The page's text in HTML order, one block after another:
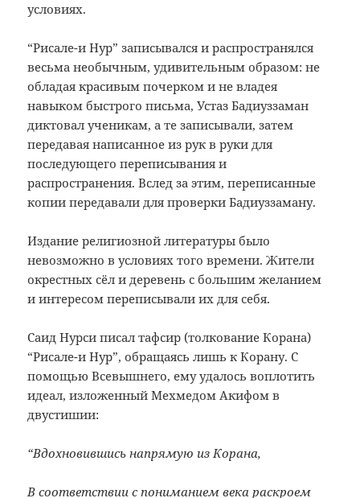
условиях.
“Рисале-и Нур” записывался и распространялся
весьма необычным, удивительным образом: не
обладая красивым почерком и не владея
навыком быстрого письма, Устаз Бадиуззаман
диктовал ученикам, а те записывали, затем
передавая написанное из рук в руки для
последующего переписывания и
распространения. Вслед за этим, переписанные
копии передавали для проверки Бадиуззаману.
Издание религиозной литературы было
невозможно в условиях того времени. Жители
окрестных сёл и деревень с большим желанием
и интересом переписывали их для себя.
Саид Нурси писал тафсир (толкование Корана)
“Рисале-и Нур”, обращаясь лишь к Корану. С
помощью Всевышнего, ему удалось воплотить
идеал, изложенный Мехмедом Акифом в
двустишии:
“Вдохновившись напрямую из Корана,
В соответствии с пониманием века раскроем